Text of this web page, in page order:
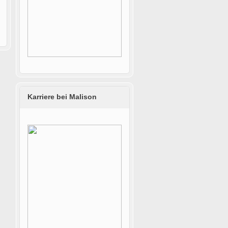
Karriere bei Malison